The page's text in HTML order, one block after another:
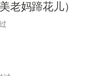
老妈蹄花儿）